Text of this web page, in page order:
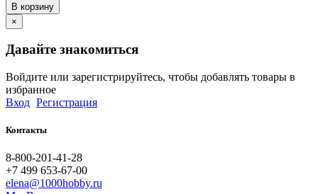
В корзину
×
Давайте знакомиться
Войдите или зарегистрируйтесь, чтобы добавлять товары в
избранное
Вход Регистрация
Контакты
8-800-201-41-28
+7 499 653-67-00
elena@1000hobby.ru